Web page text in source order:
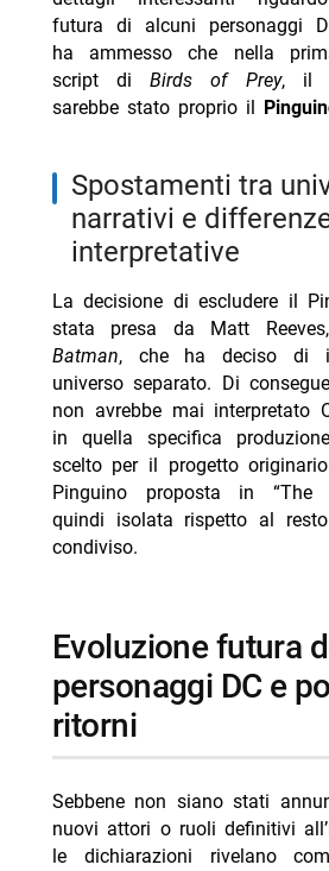
futura di alcuni personaggi
ha ammesso che nella
script diBirds of Prey, il
sarebbe stato proprio il
Spostamenti tra universi
narrativi e
interpretative
La decisione di escludere il
stata presa da Matt
Batman, che ha deciso di
universo separato. Di
non avrebbe mai interpretato
in quella specifica
scelto per il progetto
Pinguino proposta in “The
quindi isolata rispetto al resto
condiviso.
Evoluzione futura dei
personaggi DC e
ritorni
Sebbene non siano stati
nuovi attori o ruoli definitivi
le dichiarazioni rivelano